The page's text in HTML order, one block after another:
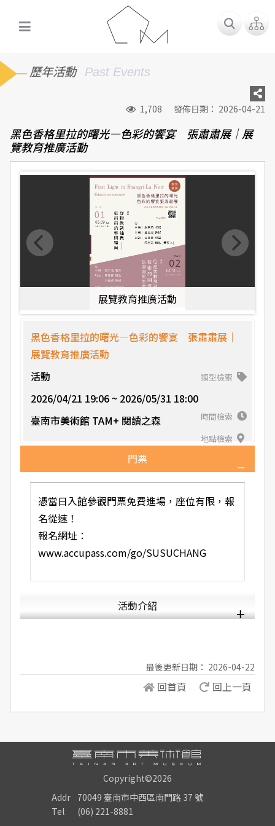
歷年活動 Past Events
1,708 發佈日期： 2026-04-21
黑色香格里拉的曙光—色彩的饗宴 張肅肅展｜展
覽教育推廣活動
展覽教育推廣活動
黑色香格里拉的曙光—色彩的饗宴 張肅肅展｜
展覽教育推廣活動
活動
類型檢索
2026/04/21 19:06 ~ 2026/05/31 18:00
時間檢索
臺南市美術館 TAM+ 閱讀之森
地點檢索
門票
憑當日入館參觀門票免費進場，座位有限，報
名從速！
報名網址：
www.accupass.com/go/SUSUCHANG
活動介紹
最後更新日期： 2026-04-22
回首頁 回上一頁
Copyright©2026
Addr 70049 臺南市中西區南門路 37 號
Tel
(06) 221-8881